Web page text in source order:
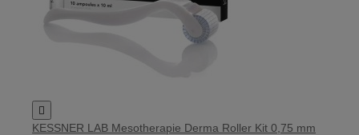

KESSNER LAB Mesotherapie Derma Roller Kit 0,75 mm